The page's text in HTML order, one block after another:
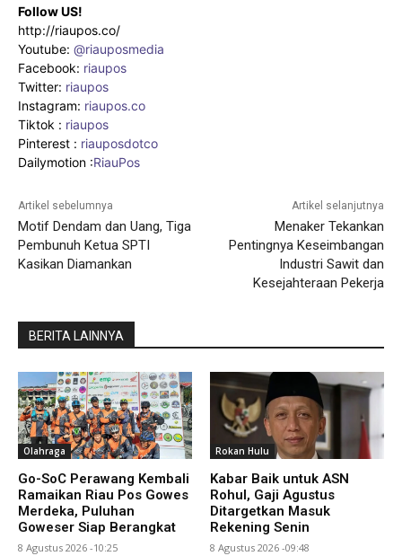
Follow US!
http://riaupos.co/
Youtube: @riauposmedia
Facebook: riaupos
Twitter: riaupos
Instagram: riaupos.co
Tiktok : riaupos
Pinterest : riauposdotco
Dailymotion :RiauPos
Artikel sebelumnya
Motif Dendam dan Uang, Tiga
Pembunuh Ketua SPTI
Kasikan Diamankan
Artikel selanjutnya
Menaker Tekankan
Pentingnya Keseimbangan
Industri Sawit dan
Kesejahteraan Pekerja
BERITA LAINNYA
Olahraga
Go-SoC Perawang Kembali
Ramaikan Riau Pos Gowes
Merdeka, Puluhan
Goweser Siap Berangkat
8 Agustus 2026 -10:25
Rokan Hulu
Kabar Baik untuk ASN
Rohul, Gaji Agustus
Ditargetkan Masuk
Rekening Senin
8 Agustus 2026 -09:48